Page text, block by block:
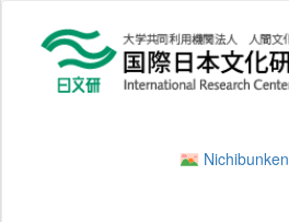
Nichibunken